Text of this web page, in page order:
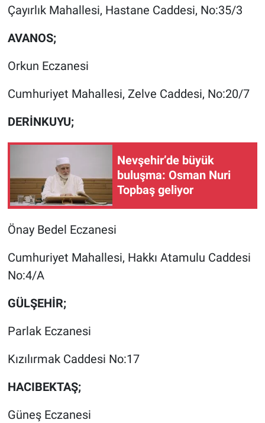
Çayırlık Mahallesi, Hastane Caddesi, No:35/3
AVANOS;
Orkun Eczanesi
Cumhuriyet Mahallesi, Zelve Caddesi, No:20/7
DERİNKUYU;
Nevşehir’de büyük
buluşma: Osman Nuri
Topbaş geliyor
Önay Bedel Eczanesi
Cumhuriyet Mahallesi, Hakkı Atamulu Caddesi
No:4/A
GÜLŞEHİR;
Parlak Eczanesi
Kızılırmak Caddesi No:17
HACIBEKTAŞ;
Güneş Eczanesi